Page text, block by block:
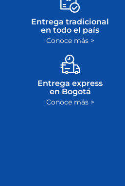
Entrega tradicional
en todo el país
Conoce más >
Entrega express
en Bogotá
Conoce más >